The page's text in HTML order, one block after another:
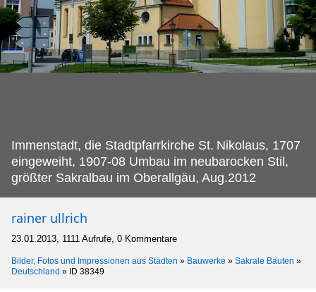
Immenstadt, die Stadtpfarrkirche St. Nikolaus, 1707
eingeweiht, 1907-08 Umbau im neubarocken Stil,
größter Sakralbau im Oberallgäu, Aug.2012
rainer ullrich
23.01.2013, 1111 Aufrufe, 0 Kommentare
Bilder, Fotos und Impressionen aus Städten » Bauwerke » Sakrale Bauten »
Deutschland » ID 38349